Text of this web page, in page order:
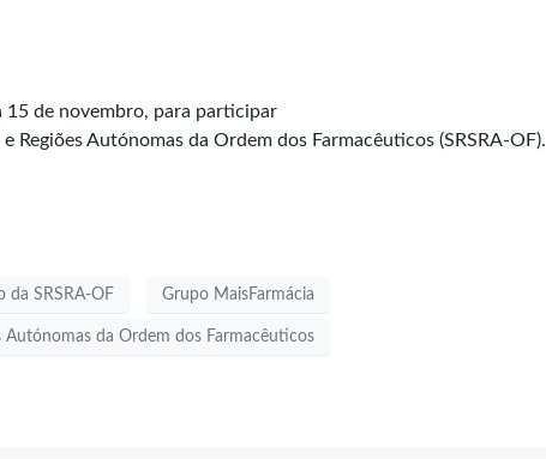
15 de novembro, para participar
Autónomas da Ordem dos Farmacêuticos (SRSRA-OF).
da SRSRA-OF Grupo MaisFarmácia
Autónomas da Ordem dos Farmacêuticos